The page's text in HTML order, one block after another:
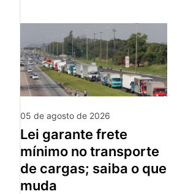
05 de agosto de 2026
lei garante frete
mínimo no transporte
de cargas; saiba o que
muda